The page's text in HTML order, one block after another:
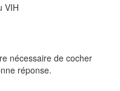
VIH
nécessaire de cocher
réponse.